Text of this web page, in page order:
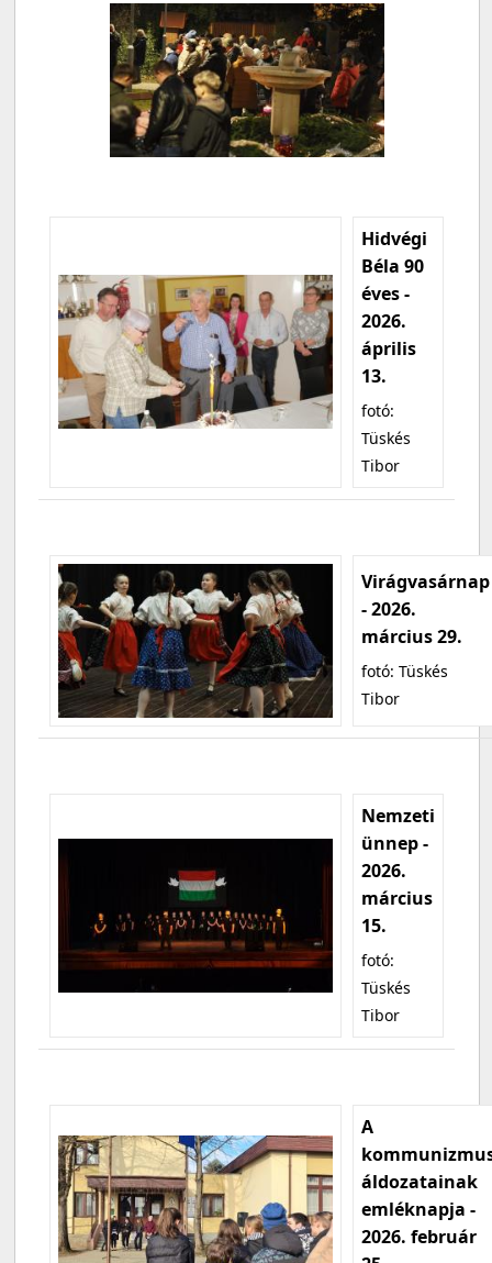
Hidvégi
Béla 90
éves -
2026.
április
13.
fotó:
Tüskés
Tibor
Virágvasárnap
- 2026.
március 29.
fotó: Tüskés
Tibor
Nemzeti
ünnep -
2026.
március
15.
fotó:
Tüskés
Tibor
A
áldozatainak
emléknapja -
2026. február